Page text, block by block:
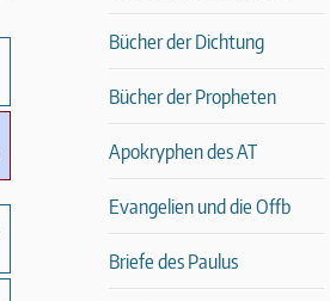
Bücher der Dichtung
Bücher der Propheten
Apokryphen des AT
Evangelien und die Offb
Briefe des Paulus